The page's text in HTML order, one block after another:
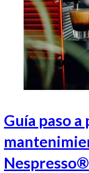
Guía paso a
Nespresso®